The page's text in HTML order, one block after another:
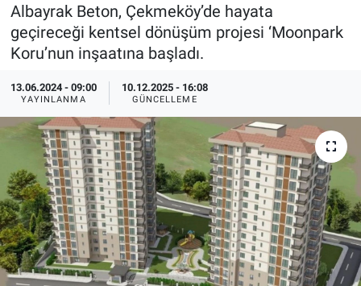
Albayrak Beton, Çekmeköy’de hayata
geçireceği kentsel dönüşüm projesi ‘Moonpark
Koru’nun inşaatına başladı.
13.06.2024 - 09:00
YAYINLANMA
10.12.2025 - 16:08
GÜNCELLEME
EndüstriST
Enerjisini Üreten Fabrikalar
Endüstri 4.0 Uygulamaları
Ağır Sanayi Çözümleri